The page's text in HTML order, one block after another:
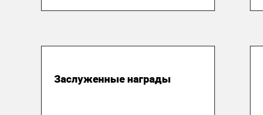
Заслуженные награды